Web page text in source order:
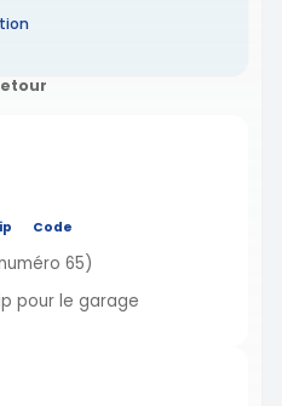
Code
65)
pour le garage